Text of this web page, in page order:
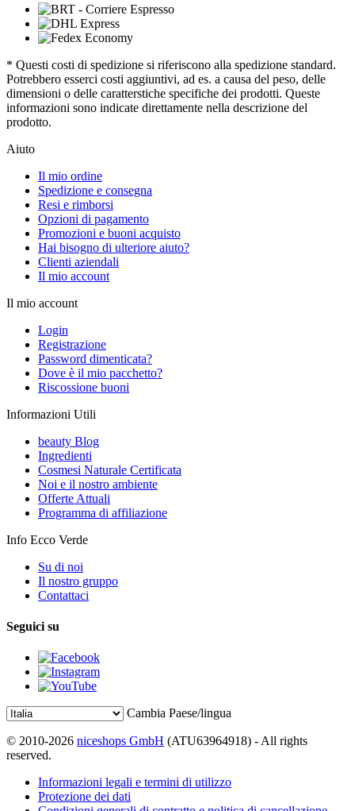
* Questi costi di spedizione si riferiscono alla spedizione standard.
Potrebbero esserci costi aggiuntivi, ad es. a causa del peso, delle
dimensioni o delle caratterstiche specifiche dei prodotti. Queste
informazioni sono indicate direttamente nella descrizione del
prodotto.
Aiuto
Il mio ordine
Spedizione e consegna
Resi e rimborsi
Opzioni di pagamento
Promozioni e buoni acquisto
Hai bisogno di ulteriore aiuto?
Clienti aziendali
Il mio account
Il mio account
Login
Registrazione
Password dimenticata?
Dove è il mio pacchetto?
Riscossione buoni
Informazioni Utili
beauty Blog
Ingredienti
Cosmesi Naturale Certificata
Noi e il nostro ambiente
Offerte Attuali
Programma di affiliazione
Info Ecco Verde
Su di noi
Il nostro gruppo
Contattaci
Seguici su
Cambia Paese/lingua
© 2010-2026 niceshops GmbH (ATU63964918) - All rights
reserved.
Informazioni legali e termini di utilizzo
Protezione dei dati